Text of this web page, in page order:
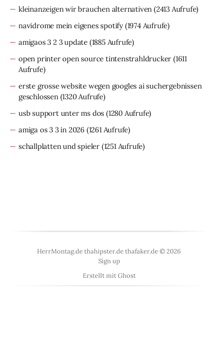
kleinanzeigen wir brauchen alternativen (2413 Aufrufe)
navidrome mein eigenes spotify (1974 Aufrufe)
amigaos 3 2 3 update (1885 Aufrufe)
open printer open source tintenstrahldrucker (1611
Aufrufe)
erste grosse website wegen googles ai suchergebnissen
geschlossen (1320 Aufrufe)
usb support unter ms dos (1280 Aufrufe)
amiga os 3 3 in 2026 (1261 Aufrufe)
schallplatten und spieler (1251 Aufrufe)
HerrMontag.de thahipster.de thafaker.de © 2026
Sign up
Erstellt mitGhost